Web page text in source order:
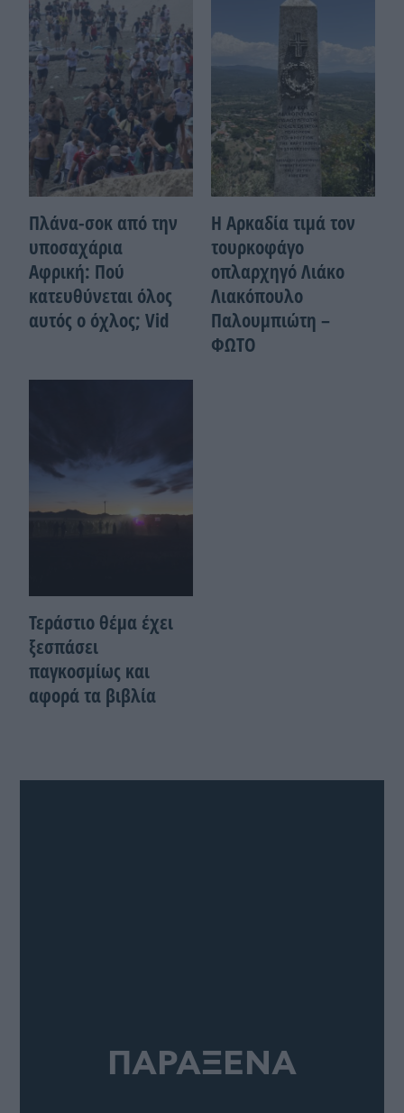
Πλάνα-σοκ από την
υποσαχάρια
Αφρική: Πού
κατευθύνεται όλος
αυτός ο όχλος; Vid
Η Αρκαδία τιμά τον
τουρκοφάγο
οπλαρχηγό Λιάκο
Λιακόπουλο
Παλουμπιώτη –
ΦΩΤΟ
Τεράστιο θέμα έχει
ξεσπάσει
παγκοσμίως και
αφορά τα βιβλία
ΠΑΡΑΞΕΝΑ